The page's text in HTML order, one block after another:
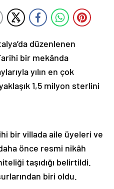
düzenlenen
bir mekânda
yılın en çok
1,5 milyon sterlini
bir villada aile üyeleri ve
önce resmi nikâh
taşıdığı belirtildi.
biri oldu.